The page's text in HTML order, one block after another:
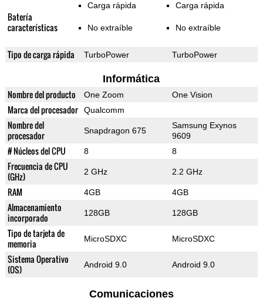
Batería
características
Carga rápida
No extraíble
Carga rápida
No extraíble
Tipo de carga rápida TurboPower TurboPower
Informática
Nombre del producto One Zoom One Vision
Marca del procesador Qualcomm
Nombre del
procesador
Snapdragon 675
Samsung Exynos
9609
# Núcleos del CPU 8 8
Frecuencia de CPU
(GHz)
2 GHz 2.2 GHz
RAM 4GB 4GB
Almacenamiento
incorporado
128GB 128GB
Tipo de tarjeta de
memoria
MicroSDXC MicroSDXC
Sistema Operativo
(OS)
Android 9.0 Android 9.0
Comunicaciones